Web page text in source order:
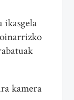
ikasgela
kamera